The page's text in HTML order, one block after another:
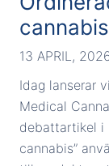
13 APRIL,
Idag lanserar
Medical
debattartikel i
cannabis”